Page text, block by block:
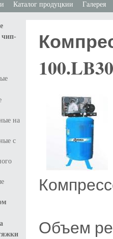
Каталог продуцкии Галерея
чип-
на
с
Объем